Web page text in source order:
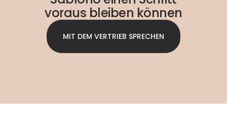
voraus bleiben können
MIT DEM VERTRIEB SPRECHEN